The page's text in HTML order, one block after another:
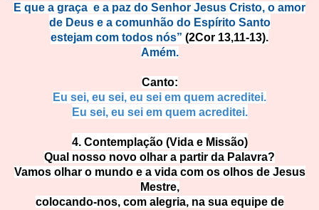
E que a graça e a paz do Senhor Jesus Cristo, o amor
de Deus e a comunhão do Espírito Santo
estejam com todos nós” (2Cor 13,11-13).
Amém.
Canto:
Eu sei, eu sei, eu sei em quem acreditei.
Eu sei, eu sei em quem acreditei.
4. Contemplação (Vida e Missão)
Qual nosso novo olhar a partir da Palavra?
Vamos olhar o mundo e a vida com os olhos de Jesus
Mestre,
colocando-nos, com alegria, na sua equipe de